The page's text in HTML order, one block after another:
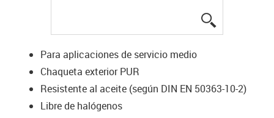
Para aplicaciones de servicio medio
Chaqueta exterior PUR
Resistente al aceite (según DIN EN 50363-10-2)
Libre de halógenos